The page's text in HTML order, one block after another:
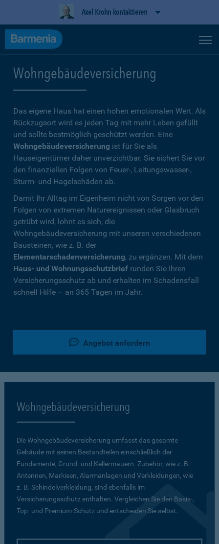
Axel Krohn kontaktieren
Wohngebäudeversicherung
Das eigene Haus hat einen hohen emotionalen Wert. Als
Rückzugsort wird es jeden Tag mit mehr Leben gefüllt
und sollte bestmöglich geschützt werden. Eine
Wohngebäudeversicherung ist für Sie als
Hauseigentümer daher unverzichtbar. Sie sichert Sie vor
den finanziellen Folgen von Feuer-, Leitungswasser-,
Sturm- und Hagelschäden ab.
Damit Ihr Alltag im Eigenheim nicht von Sorgen vor den
Folgen von extremen Naturereignissen oder Glasbruch
getrübt wird, lohnt es sich, die
Wohngebäudeversicherung mit unseren verschiedenen
Bausteinen, wie z. B. der
Elementarschadenversicherung, zu ergänzen. Mit dem
Haus- und Wohnungsschutzbrief runden Sie Ihren
Versicherungsschutz ab und erhalten im Schadensfall
schnell Hilfe – an 365 Tagen im Jahr.
Angebot anfordern
Wohngebäudeversicherung
Die Wohngebäudeversicherung umfasst das gesamte
Gebäude mit seinen Bestandteilen einschließlich der
Fundamente, Grund- und Kellermauern. Zubehör, wie z. B.
Antennen, Markisen, Alarmanlagen und Verkleidungen, wie
z. B. Schindelverkleidung, sind ebenfalls im
Versicherungsschutz enthalten. Vergleichen Sie den Basis-,
Top- und Premium-Schutz und entscheiden Sie selbst.